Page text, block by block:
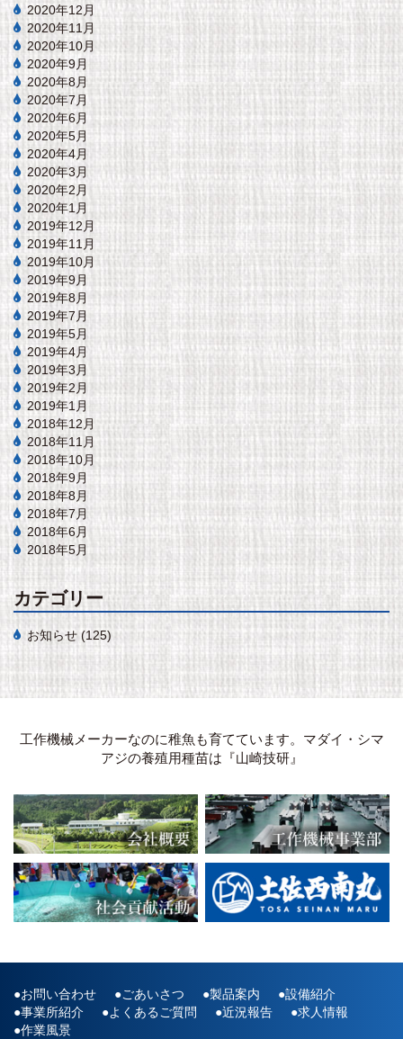
2020年12月
2020年11月
2020年10月
2020年9月
2020年8月
2020年7月
2020年6月
2020年5月
2020年4月
2020年3月
2020年2月
2020年1月
2019年12月
2019年11月
2019年10月
2019年9月
2019年8月
2019年7月
2019年5月
2019年4月
2019年3月
2019年2月
2019年1月
2018年12月
2018年11月
2018年10月
2018年9月
2018年8月
2018年7月
2018年6月
2018年5月
カテゴリー
お知らせ (125)
工作機械メーカーなのに稚魚も育てています。マダイ・シマ
アジの養殖用種苗は『山崎技研』
お問い合わせ ごあいさつ 製品案内
設備紹介
事業所紹介
よくあるご質問 近況報告
求人情報
作業風景